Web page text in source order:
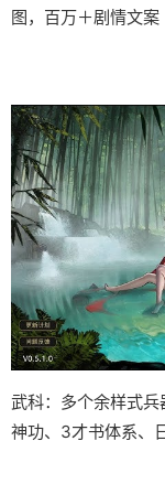
图，百万＋剧情文案
武科：多个余样式兵
神功、3才书体系、